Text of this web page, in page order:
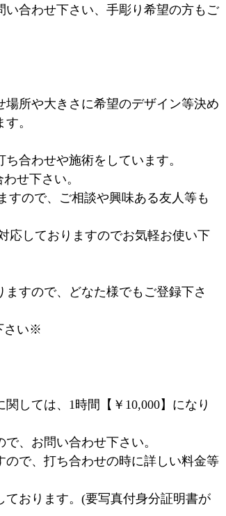
合わせ下さい、手彫り希望の方もご
所や大きさに希望のデザイン等決め
。
合わせや施術をしています。
せ下さい。
すので、ご相談や興味ある友人等も
応しておりますのでお気軽お使い下
すので、どなた様でもご登録下さ
さい※
しては、1時間【￥10,000】になり
、お問い合わせ下さい。
で、打ち合わせの時に詳しい料金等
おります。(要写真付身分証明書が